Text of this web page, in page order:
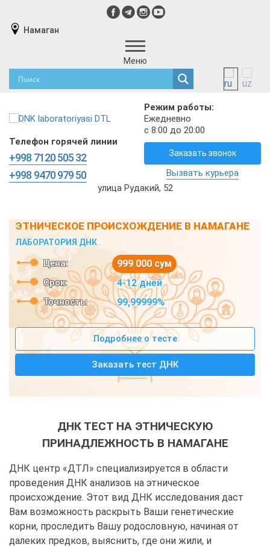
Намаган
Меню
Режим работы:
Ежедневно
с 8:00 до 20:00
Телефон горячей линии
+998 7120 505 32
+998 9470 979 50
Заказать звонок
Вызвать курьера
улица Рудакий, 52
ЭТНИЧЕСКОЕ ПРОИСХОЖДЕНИЕ В НАМАГАНЕ
ЛАБОРАТОРИЯ ДНК
Цена: 999 000 сум
Срок: 4-12 дней
Точность: 99,99999%
Подробнее о тесте
Заказать тест ДНК
ДНК ТЕСТ НА ЭТНИЧЕСКУЮ
ПРИНАДЛЕЖНОСТЬ В НАМАГАНЕ
ДНК центр «ДТЛ» специализируется в области
проведения ДНК анализов на этническое
происхождение. Этот вид ДНК исследования даст
Вам возможность раскрыть Ваши генетические
корни, проследить Вашу родословную, начиная от
далеких предков, выяснить, где они жили, и